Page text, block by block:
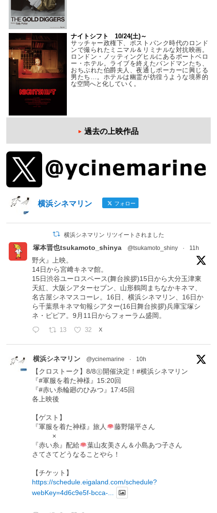
ナイトシフト 10/24(土)～
サッチャー政権下、ポストパンク時代のロンド
ンで撮られたミニマル＆リミナルな対抗映画。
ロンドン・ノッティングヒルにあるポートベロ
ー・ホテル。ライブを終えたバンドマンたち、
おちぶれた伯爵夫人、夜通しポーカーに興じる
男たち…。ホテルは幽霊が彷徨うような境界的
な空間へと化していく。
過去の上映作品
横浜シネマリン フォロー
横浜シネマリン リツイートされました
塚本晋也tsukamoto_shinya @tsukamoto_shiny · 11h
野火』上映。
14日から宮﨑キネマ館。
15日渋谷ユーロスペース(舞台挨拶)15日から大分玉津東
天紅、大阪シアターセブン、山形鶴岡まちなかキネマ、
名古屋シネマスコーレ。16日、横浜シネマリン、16日か
ら千葉県キネマ旬報シアター(16日舞台挨拶)兵庫宝塚シ
ネ・ピピア。9月11日からフォーラム盛岡。
13 32 X
横浜シネマリン @ycinemarine · 10h
【クロストーク】8/8㊏開催決定！#横浜シネマリン
『#軍服を着た神様』15:20回
『#赤い糸輪廻のひみつ』17:45回
各上映後
【ゲスト】
『軍服を着た神様』旅人
藤野陽平さん
×
『赤い糸』配給
葉山友美さん＆小島あつ子さん
さてさてどうなることやら！
【チケット】
https://schedule.eigaland.com/schedule?
webKey=4d6c9e5f-bcca-...